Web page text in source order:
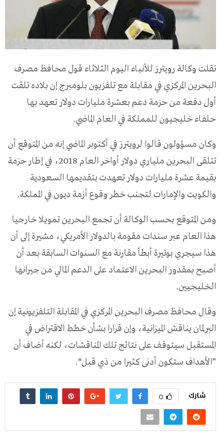
نقلت وكالة رويترز للأنباء اليوم الثلاثاء قول محافظ مصرف
البحرين المركزي في مقابلة مع تلفزيون بلومبرج إن بلاده تلقت
أول دفعة من حزمة دعم بعشرة مليارات دولار تعهد بها
حلفاء خليجيون للمملكة في العام الماضي.
وكان مسؤولون قالوا لرويترز في أكتوبر الماضي إنه من المتوقع أن
تتلقى البحرين ملياري دولار أواخر العام 2018، في إطار حزمة
بقيمة عشرة مليارات دولار تعهدت بتقديمها السعودية
والكويت والإمارات لتجنب خطر وقوع أزمة ديون في المملكة.
ومن المتوقع بحسب الوكالة أن تجمع البحرين تمويلا خارجيا
هذا العام عبر سندات مقومة بالدولار الأمريكي، مشيرة إلى أن
هذا سيجري بوتيرة أبطأ مقارنة مع السنوات السابقة بعد أن
أصبح بمقدور البحرين الاعتماد على الدعم المالي من جيرانها
الخليجيين.
وقال محافظ مصرف البحرين المركزي في المقابلة التلفزيونية إن
البرلمان يناقش الميزانية، وإن قرارا بشأن خطط الاقتراض في
المستقبل سيتوقف على نتائج تلك المناقشات، لكنه أضاف أن
”الأهداف ستكون أدنى كثيرا من ذي قبل“.
شارك 0